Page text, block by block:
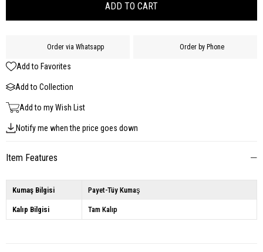
Order via Whatsapp Order by Phone
Add to Favorites
Add to Collection
Add to my Wish List
Notify me when the price goes down
Item Features
Kumaş Bilgisi Payet-Tüy Kumaş
Kalıp Bilgisi Tam Kalıp